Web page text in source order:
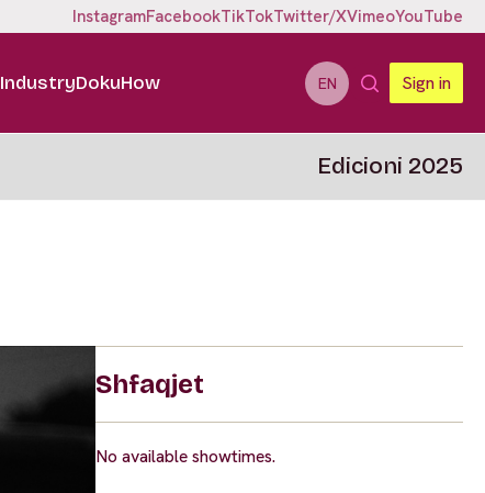
InstagramFacebookTikTokTwitter/XVimeoYouTube
IndustryDokuHow EN Sign in
Edicioni 2025
Shfaqjet
No available showtimes.